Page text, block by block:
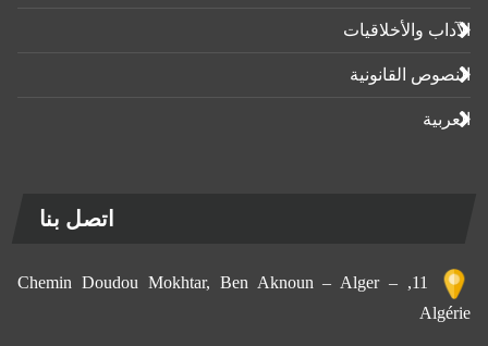
الآداب واﻷخلاقيات
النصوص القانونية
العربية
اتصل بنا
11, Chemin Doudou Mokhtar, Ben Aknoun – Alger –
Algérie